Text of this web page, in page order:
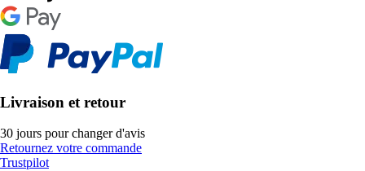
Livraison et retour
30 jours pour changer d'avis
Retournez votre commande
Trustpilot